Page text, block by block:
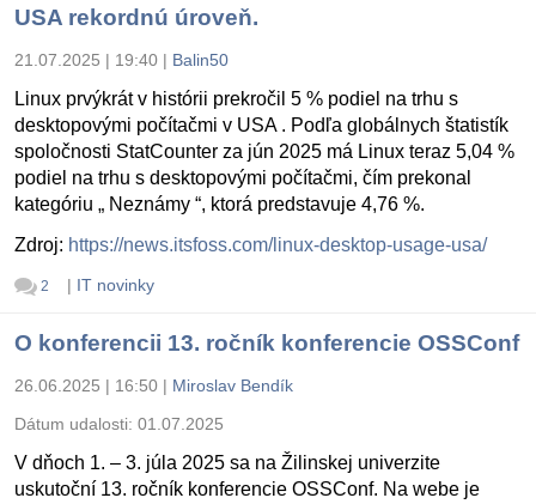
USA rekordnú úroveň.
21.07.2025 | 19:40 | Balin50
Linux prvýkrát v histórii prekročil 5 % podiel na trhu s
desktopovými počítačmi v USA . Podľa globálnych štatistík
spoločnosti StatCounter za jún 2025 má Linux teraz 5,04 %
podiel na trhu s desktopovými počítačmi, čím prekonal
kategóriu „ Neznámy “, ktorá predstavuje 4,76 %.
Zdroj: https://news.itsfoss.com/linux-desktop-usage-usa/
2 | IT novinky
O konferencii 13. ročník konferencie OSSConf
26.06.2025 | 16:50 | Miroslav Bendík
Dátum udalosti: 01.07.2025
V dňoch 1. – 3. júla 2025 sa na Žilinskej univerzite
uskutoční 13. ročník konferencie OSSConf. Na webe je